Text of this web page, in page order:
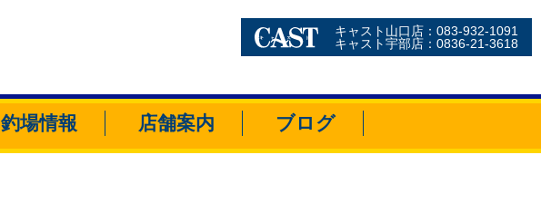
キャスト山口店：083-932-1091
キャスト宇部店：0836-21-3618
釣場情報 店舗案内 ブログ